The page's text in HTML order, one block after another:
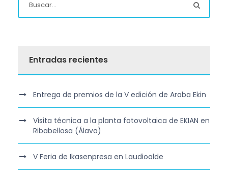
Entradas recientes
Entrega de premios de la V edición de Araba Ekin
Visita técnica a la planta fotovoltaica de EKIAN en
Ribabellosa (Álava)
V Feria de Ikasenpresa en Laudioalde